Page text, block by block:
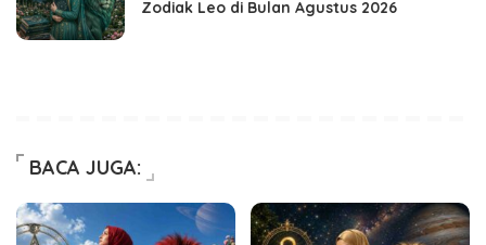
Zodiak Leo di Bulan Agustus 2026
BACA JUGA: